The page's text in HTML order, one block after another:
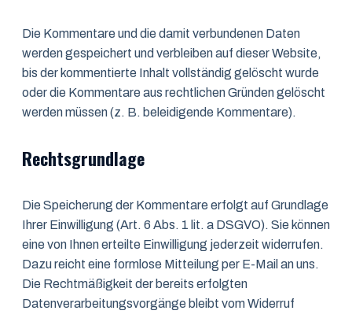
Die Kommentare und die damit verbundenen Daten
werden gespeichert und verbleiben auf dieser Website,
bis der kommentierte Inhalt vollständig gelöscht wurde
oder die Kommentare aus rechtlichen Gründen gelöscht
werden müssen (z. B. beleidigende Kommentare).
Rechtsgrundlage
Die Speicherung der Kommentare erfolgt auf Grundlage
Ihrer Einwilligung (Art. 6 Abs. 1 lit. a DSGVO). Sie können
eine von Ihnen erteilte Einwilligung jederzeit widerrufen.
Dazu reicht eine formlose Mitteilung per E-Mail an uns.
Die Rechtmäßigkeit der bereits erfolgten
Datenverarbeitungsvorgänge bleibt vom Widerruf